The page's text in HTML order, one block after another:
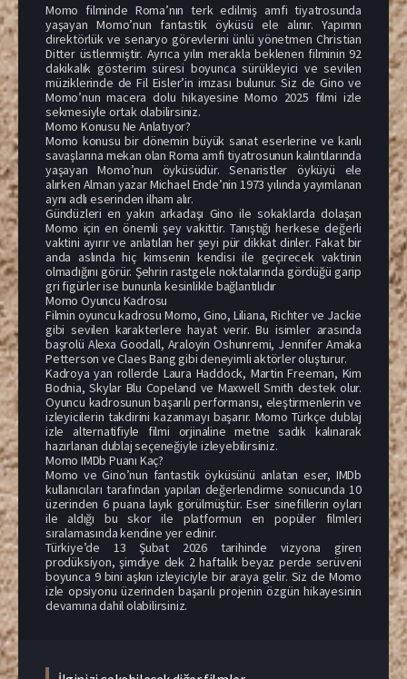
Momo filminde Roma’nın terk edilmiş amfi tiyatrosunda
yaşayan Momo’nun fantastik öyküsü ele alınır. Yapımın
direktörlük ve senaryo görevlerini ünlü yönetmen Christian
Ditter üstlenmiştir. Ayrıca yılın merakla beklenen filminin 92
dakikalık gösterim süresi boyunca sürükleyici ve sevilen
müziklerinde de Fil Eisler’in imzası bulunur. Siz de Gino ve
Momo’nun macera dolu hikayesine Momo 2025 filmi izle
sekmesiyle ortak olabilirsiniz.
Momo Konusu Ne Anlatıyor?
Momo konusu bir dönemin büyük sanat eserlerine ve kanlı
savaşlarına mekan olan Roma amfi tiyatrosunun kalıntılarında
yaşayan Momo’nun öyküsüdür. Senaristler öyküyü ele
alırken Alman yazar Michael Ende’nin 1973 yılında yayımlanan
aynı adlı eserinden ilham alır.
Gündüzleri en yakın arkadaşı Gino ile sokaklarda dolaşan
Momo için en önemli şey vakittir. Tanıştığı herkese değerli
vaktini ayırır ve anlatılan her şeyi pür dikkat dinler. Fakat bir
anda aslında hiç kimsenin kendisi ile geçirecek vaktinin
olmadığını görür. Şehrin rastgele noktalarında gördüğü garip
gri figürler ise bununla kesinlikle bağlantılıdır
Momo Oyuncu Kadrosu
Filmin oyuncu kadrosu Momo, Gino, Liliana, Richter ve Jackie
gibi sevilen karakterlere hayat verir. Bu isimler arasında
başrolü Alexa Goodall, Araloyin Oshunremi, Jennifer Amaka
Petterson ve Claes Bang gibi deneyimli aktörler oluşturur.
Kadroya yan rollerde Laura Haddock, Martin Freeman, Kim
Bodnia, Skylar Blu Copeland ve Maxwell Smith destek olur.
Oyuncu kadrosunun başarılı performansı, eleştirmenlerin ve
izleyicilerin takdirini kazanmayı başarır. Momo Türkçe dublaj
izle alternatifiyle filmi orjinaline metne sadık kalınarak
hazırlanan dublaj seçeneğiyle izleyebilirsiniz.
Momo IMDb Puanı Kaç?
Momo ve Gino’nun fantastik öyküsünü anlatan eser, IMDb
kullanıcıları tarafından yapılan değerlendirme sonucunda 10
üzerinden 6 puana layık görülmüştür. Eser sinefillerin oyları
ile aldığı bu skor ile platformun en popüler filmleri
sıralamasında kendine yer edinir.
Türkiye’de 13 Şubat 2026 tarihinde vizyona giren
prodüksiyon, şimdiye dek 2 haftalık beyaz perde serüveni
boyunca 9 bini aşkın izleyiciyle bir araya gelir. Siz de Momo
izle opsiyonu üzerinden başarılı projenin özgün hikayesinin
devamına dahil olabilirsiniz.